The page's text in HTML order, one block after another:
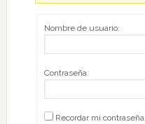
Nombre de usuario:
Contraseña:
Recordar mi contraseña